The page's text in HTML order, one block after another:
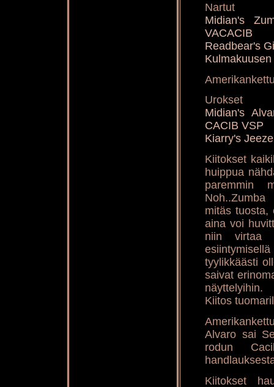
Nartut
Midian's
VACACIB
Readbear's
Urokset
Midian's
CACIB VSP
Kiarry's
Kiitokset
huippua
paremmin
mitäs tuosta,
aina voi
niin virtaa
tyylikkäästi
saivat
näyttelyihin.
Kiitos
Alvaro sai
rodun
Kiitokset